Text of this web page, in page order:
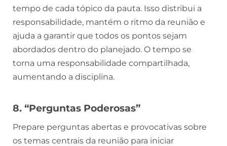
tempo de cada tópico da pauta. Isso distribui a
responsabilidade, mantém o ritmo da reunião e
ajuda a garantir que todos os pontos sejam
abordados dentro do planejado. O tempo se
torna uma responsabilidade compartilhada,
aumentando a disciplina.
8. “Perguntas Poderosas”
Prepare perguntas abertas e provocativas sobre
os temas centrais da reunião para iniciar